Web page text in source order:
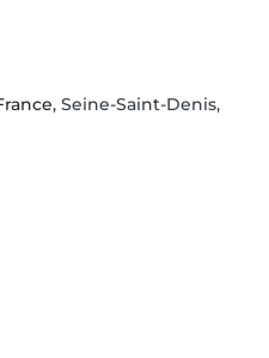
, Seine-Saint-Denis,